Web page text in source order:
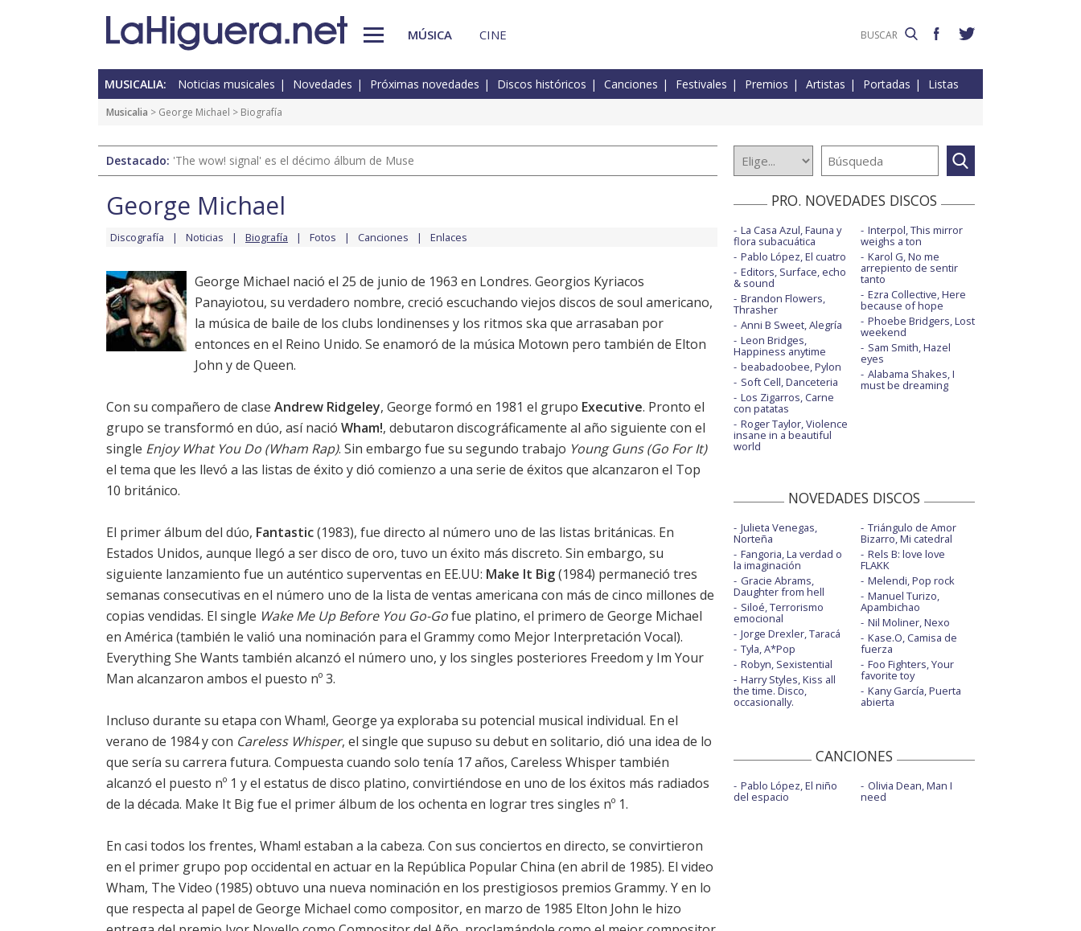
MÚSICA CINE
MUSICALIA: Noticias musicales Novedades Próximas novedades Discos históricos Canciones Festivales Premios Artistas Portadas Listas
Musicalia > George Michael > Biografía
Destacado: 'The wow! signal' es el décimo álbum de Muse
George Michael
Discografía Noticias Biografía Fotos Canciones Enlaces
George Michael nació el 25 de junio de 1963 en Londres. Georgios Kyriacos
Panayiotou, su verdadero nombre, creció escuchando viejos discos de soul americano,
la música de baile de los clubs londinenses y los ritmos ska que arrasaban por
entonces en el Reino Unido. Se enamoró de la música Motown pero también de Elton
John y de Queen.
Con su compañero de clase Andrew Ridgeley, George formó en 1981 el grupo Executive. Pronto el
grupo se transformó en dúo, así nació Wham!, debutaron discográficamente al año siguiente con el
single Enjoy What You Do (Wham Rap). Sin embargo fue su segundo trabajo Young Guns (Go For It)
el tema que les llevó a las listas de éxito y dió comienzo a una serie de éxitos que alcanzaron el Top
10 británico.
El primer álbum del dúo, Fantastic(1983), fue directo al número uno de las listas británicas. En
Estados Unidos, aunque llegó a ser disco de oro, tuvo un éxito más discreto. Sin embargo, su
siguiente lanzamiento fue un auténtico superventas en EE.UU: Make It Big(1984) permaneció tres
semanas consecutivas en el número uno de la lista de ventas americana con más de cinco millones de
copias vendidas. El single Wake Me Up Before You Go-Gofue platino, el primero de George Michael
en América (también le valió una nominación para el Grammy como Mejor Interpretación Vocal).
Everything She Wants también alcanzó el número uno, y los singles posteriores Freedom y Im Your
Man alcanzaron ambos el puesto nº 3.
Incluso durante su etapa con Wham!, George ya exploraba su potencial musical individual. En el
verano de 1984 y con Careless Whisper, el single que supuso su debut en solitario, dió una idea de lo
que sería su carrera futura. Compuesta cuando solo tenía 17 años, Careless Whisper también
alcanzó el puesto nº 1 y el estatus de disco platino, convirtiéndose en uno de los éxitos más radiados
de la década. Make It Big fue el primer álbum de los ochenta en lograr tres singles nº 1.
En casi todos los frentes, Wham! estaban a la cabeza. Con sus conciertos en directo, se convirtieron
en el primer grupo pop occidental en actuar en la República Popular China (en abril de 1985). El video
Wham, The Video (1985) obtuvo una nueva nominación en los prestigiosos premios Grammy. Y en lo
que respecta al papel de George Michael como compositor, en marzo de 1985 Elton John le hizo
PRO. NOVEDADES DISCOS
La Casa Azul, Fauna y
flora subacuática
Pablo López, El cuatro
Editors, Surface, echo
& sound
Brandon Flowers,
Thrasher
Anni B Sweet, Alegría
Leon Bridges,
Happiness anytime
beabadoobee, Pylon
Soft Cell, Danceteria
Los Zigarros, Carne
con patatas
Roger Taylor, Violence
insane in a beautiful
world
Interpol, This mirror
weighs a ton
Karol G, No me
arrepiento de sentir
tanto
Ezra Collective, Here
because of hope
Phoebe Bridgers, Lost
weekend
Sam Smith, Hazel
eyes
Alabama Shakes, I
must be dreaming
NOVEDADES DISCOS
Julieta Venegas,
Norteña
Fangoria, La verdad o
la imaginación
Gracie Abrams,
Daughter from hell
Siloé, Terrorismo
emocional
Jorge Drexler, Taracá
Tyla, A*Pop
Robyn, Sexistential
Harry Styles, Kiss all
the time. Disco,
occasionally.
Triángulo de Amor
Bizarro, Mi catedral
Rels B: love love
FLAKK
Melendi, Pop rock
Manuel Turizo,
Apambichao
Nil Moliner, Nexo
Kase.O, Camisa de
fuerza
Foo Fighters, Your
favorite toy
Kany García, Puerta
abierta
CANCIONES
Pablo López, El niño
del espacio
Olivia Dean, Man I
need